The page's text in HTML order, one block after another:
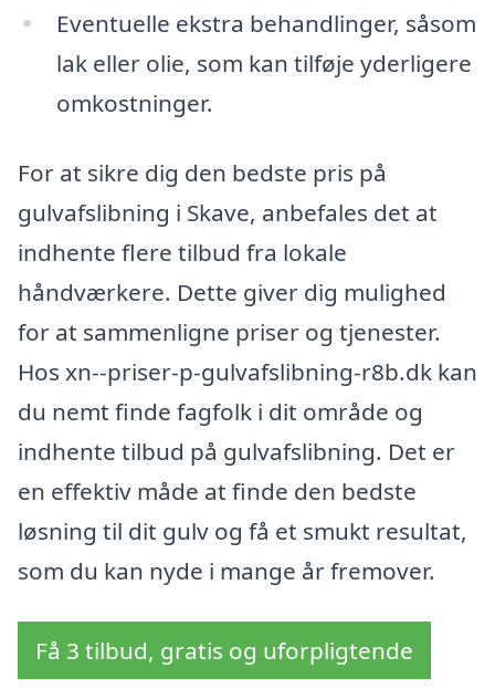
Eventuelle ekstra behandlinger, såsom
lak eller olie, som kan tilføje yderligere
omkostninger.
For at sikre dig den bedste pris på
gulvafslibning i Skave, anbefales det at
indhente flere tilbud fra lokale
håndværkere. Dette giver dig mulighed
for at sammenligne priser og tjenester.
Hos xn--priser-p-gulvafslibning-r8b.dk kan
du nemt finde fagfolk i dit område og
indhente tilbud på gulvafslibning. Det er
en effektiv måde at finde den bedste
løsning til dit gulv og få et smukt resultat,
som du kan nyde i mange år fremover.
Få 3 tilbud, gratis og uforpligtende